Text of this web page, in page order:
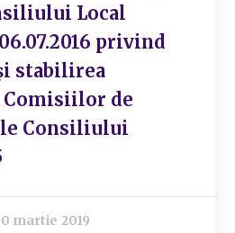
Local
privind
stabilirea
de
Consiliului
martie 2019